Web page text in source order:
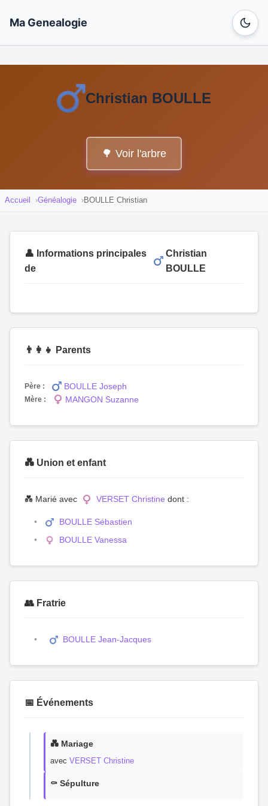
Ma Genealogie
Christian BOULLE
🌳 Voir l'arbre
Accueil Généalogie BOULLE Christian
👤 Informations principales
de
Christian
BOULLE
👨‍👩‍👧 Parents
Père : BOULLE Joseph
Mère : MANGON Suzanne
💑 Union et enfant
💑 Marié avec VERSET Christine dont :
BOULLE Sébastien
BOULLE Vanessa
👥 Fratrie
BOULLE Jean-Jacques
📅 Événements
💑 Mariage
avec VERSET Christine
⚰️ Sépulture